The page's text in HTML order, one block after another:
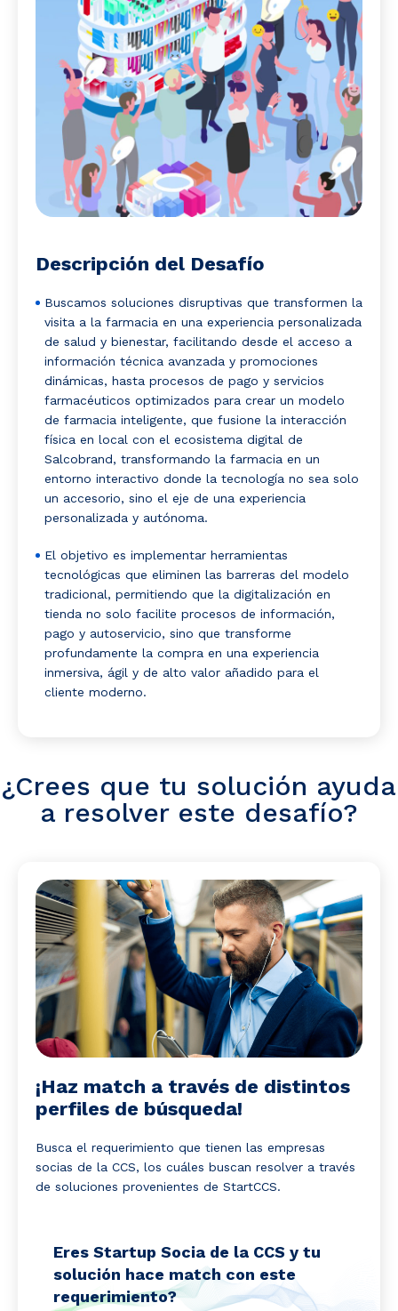
Descripción del Desafío
Buscamos soluciones disruptivas que transformen la
visita a la farmacia en una experiencia personalizada
de salud y bienestar, facilitando desde el acceso a
información técnica avanzada y promociones
dinámicas, hasta procesos de pago y servicios
farmacéuticos optimizados para crear un modelo
de farmacia inteligente, que fusione la interacción
física en local con el ecosistema digital de
Salcobrand, transformando la farmacia en un
entorno interactivo donde la tecnología no sea solo
un accesorio, sino el eje de una experiencia
personalizada y autónoma.
El objetivo es implementar herramientas
tecnológicas que eliminen las barreras del modelo
tradicional, permitiendo que la digitalización en
tienda no solo facilite procesos de información,
pago y autoservicio, sino que transforme
profundamente la compra en una experiencia
inmersiva, ágil y de alto valor añadido para el
cliente moderno.
¿Crees que tu solución ayuda
a resolver este desafío?
¡Haz match a través de distintos
perfiles de búsqueda!
Busca el requerimiento que tienen las empresas
socias de la CCS, los cuáles buscan resolver a través
de soluciones provenientes de StartCCS.
Eres Startup Socia de la CCS y tu
solución hace match con este
requerimiento?